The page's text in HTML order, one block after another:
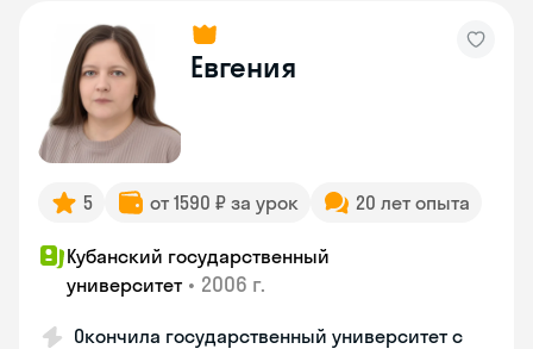
Евгения
5 от 1590 ₽ за урок 20 лет опыта
Кубанский государственный
университет • 2006 г.
Окончила государственный университет с